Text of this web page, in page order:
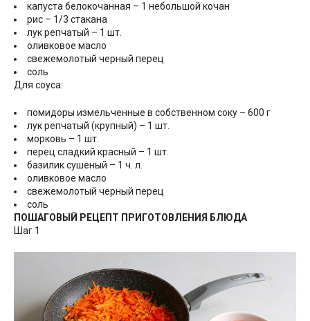
капуста белокочанная – 1 небольшой кочан
рис – 1/3 стакана
лук репчатый – 1 шт.
оливковое масло
свежемолотый черный перец
соль
Для соуса:
помидоры измельченные в собственном соку – 600 г
лук репчатый (крупный) – 1 шт.
морковь – 1 шт.
перец сладкий красный – 1 шт.
базилик сушеный – 1 ч. л.
оливковое масло
свежемолотый черный перец
соль
ПОШАГОВЫЙ РЕЦЕПТ ПРИГОТОВЛЕНИЯ БЛЮДА
Шаг 1